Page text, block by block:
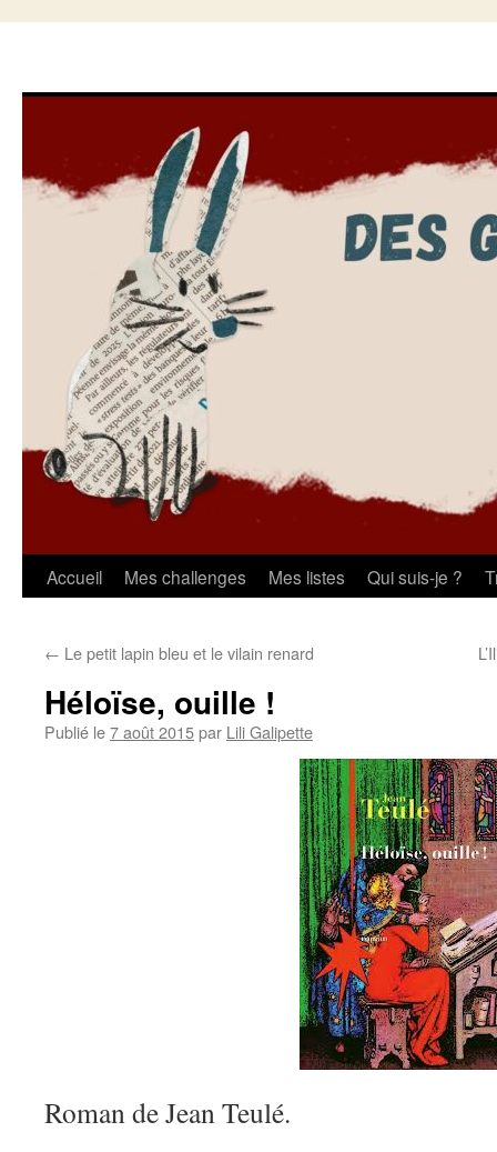
Aller
contenu
Accueil Mes challenges Mes listes Qui suis-je ?
← Le petit lapin bleu et le vilain renard
Héloïse, ouille !
Publié le7 août 2015par Lili Galipette
Roman de Jean Teulé.